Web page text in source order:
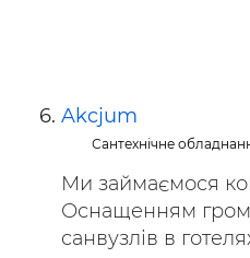
Akcjum
Сантехнічне
Ми займаємося
Оснащенням
санвузлів в